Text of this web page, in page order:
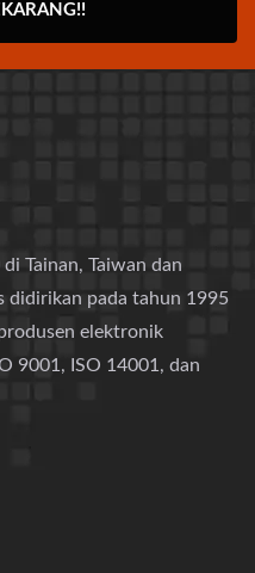
Tainan, Taiwan dan
didirikan pada tahun 1995
elektronik
9001, ISO 14001, dan